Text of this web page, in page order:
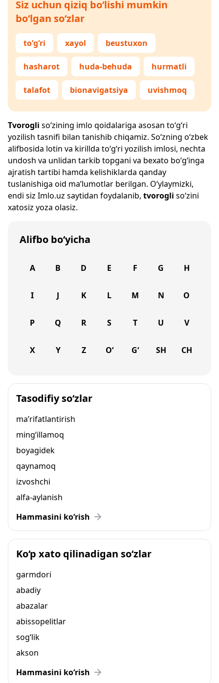
Siz uchun qiziq bo‘lishi mumkin
bo‘lgan so‘zlar
to‘g‘ri xayol beustuxon
hasharot huda-behuda hurmatli
talafot bionavigatsiya uvishmoq
Tvorogli so‘zining imlo qoidalariga asosan to‘g‘ri
yozilish tasnifi bilan tanishib chiqamiz. So‘zning o‘zbek
alifbosida lotin va kirillda to‘g‘ri yozilish imlosi, nechta
undosh va unlidan tarkib topgani va bexato bo‘g‘inga
ajratish tartibi hamda kelishiklarda qanday
tuslanishiga oid ma’lumotlar berilgan. O‘ylaymizki,
endi siz Imlo.uz saytidan foydalanib, tvorogli so‘zini
xatosiz yoza olasiz.
Alifbo bo‘yicha
A B D E F G H
I J K L M N O
P Q R S T U V
X Y Z O‘ G‘ SH CH
Tasodifiy so‘zlar
ma’rifatlantirish
ming‘illamoq
boyagidek
qaynamoq
izvoshchi
alfa-aylanish
Hammasini ko‘rish
Ko‘p xato qilinadigan so‘zlar
garmdori
abadiy
abazalar
abissopelitlar
sog‘lik
akson
Hammasini ko‘rish